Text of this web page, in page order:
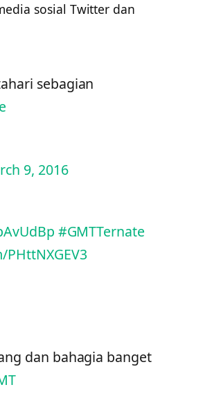
sosial Twitter dan
sebagian
9, 2016
#GMTTernate
dan bahagia banget